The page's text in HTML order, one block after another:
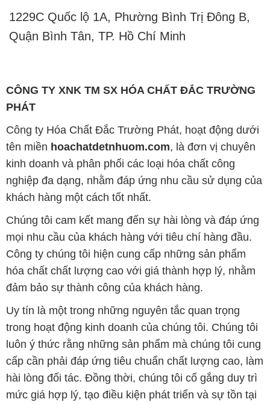
1229C Quốc lộ 1A, Phường Bình Trị Đông B,
Quận Bình Tân, TP. Hồ Chí Minh
CÔNG TY XNK TM SX HÓA CHẤT ĐẮC TRƯỜNG
PHÁT
Công ty Hóa Chất Đắc Trường Phát, hoạt động dưới
tên miền hoachatdetnhuom.com, là đơn vị chuyên
kinh doanh và phân phối các loại hóa chất công
nghiệp đa dạng, nhằm đáp ứng nhu cầu sử dụng của
khách hàng một cách tốt nhất.
Chúng tôi cam kết mang đến sự hài lòng và đáp ứng
mọi nhu cầu của khách hàng với tiêu chí hàng đầu.
Công ty chúng tôi hiện cung cấp những sản phẩm
hóa chất chất lượng cao với giá thành hợp lý, nhằm
đảm bảo sự thành công của khách hàng.
Uy tín là một trong những nguyên tắc quan trọng
trong hoạt động kinh doanh của chúng tôi. Chúng tôi
luôn ý thức rằng những sản phẩm mà chúng tôi cung
cấp cần phải đáp ứng tiêu chuẩn chất lượng cao, làm
hài lòng đối tác. Đồng thời, chúng tôi cố gắng duy trì
mức giá hợp lý, tạo điều kiện phát triển và sự tồn tại